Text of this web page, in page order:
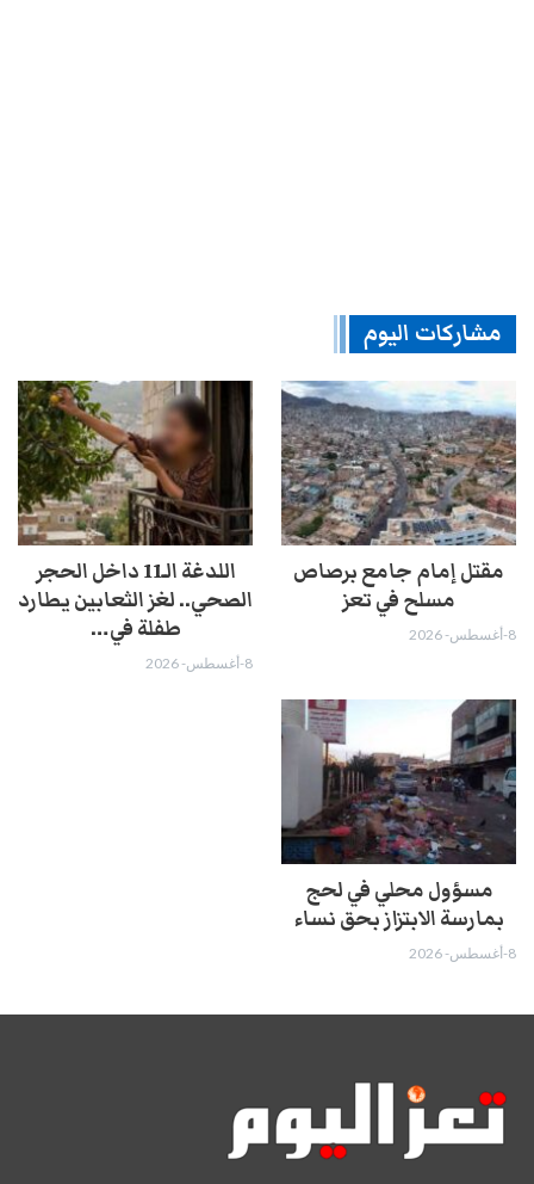
مشاركات اليوم
مقتل إمام جامع برصاص
مسلح في تعز
8-أغسطس- 2026
اللدغة الـ11 داخل الحجر
الصحي.. لغز الثعابين يطارد
طفلة في…
8-أغسطس- 2026
مسؤول محلي في لحج
بمارسة الابتزاز بحق نساء
8-أغسطس- 2026